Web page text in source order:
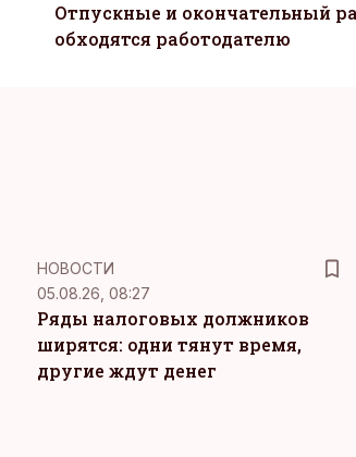
Отпускные и окончательный
обходятся работодателю
НОВОСТИ
05.08.26, 08:27
Ряды налоговых должников
ширятся: одни тянут время,
другие ждут денег